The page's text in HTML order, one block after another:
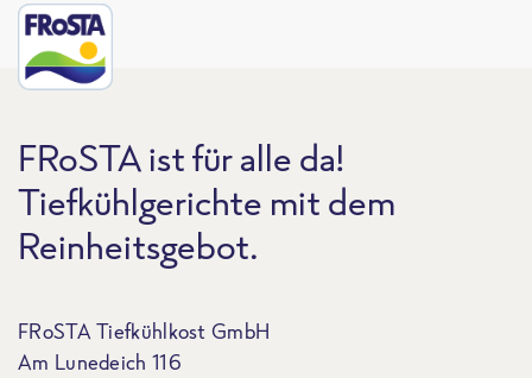
FRoSTA ist für alle da!
Tiefkühlgerichte mit dem
Reinheitsgebot.
FRoSTA Tiefkühlkost GmbH
Am Lunedeich 116